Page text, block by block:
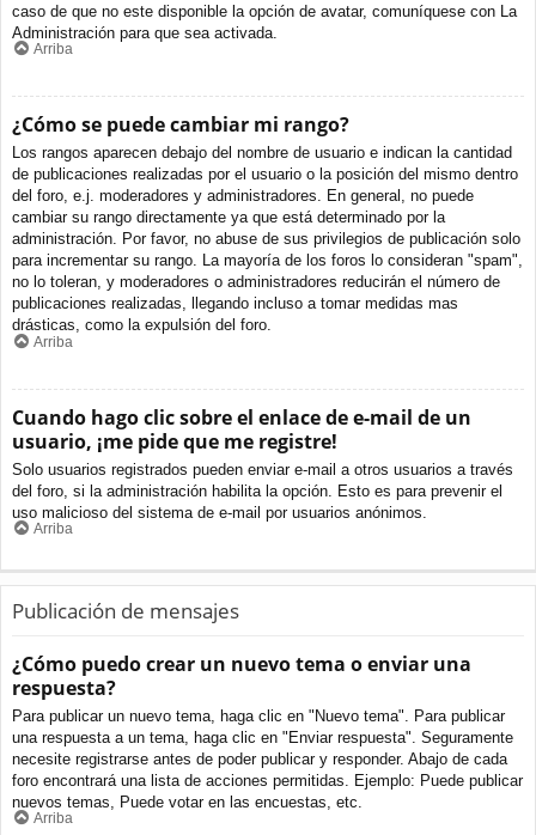
caso de que no este disponible la opción de avatar, comuníquese con La
Administración para que sea activada.
Arriba
¿Cómo se puede cambiar mi rango?
Los rangos aparecen debajo del nombre de usuario e indican la cantidad
de publicaciones realizadas por el usuario o la posición del mismo dentro
del foro, e.j. moderadores y administradores. En general, no puede
cambiar su rango directamente ya que está determinado por la
administración. Por favor, no abuse de sus privilegios de publicación solo
para incrementar su rango. La mayoría de los foros lo consideran "spam",
no lo toleran, y moderadores o administradores reducirán el número de
publicaciones realizadas, llegando incluso a tomar medidas mas
drásticas, como la expulsión del foro.
Arriba
Cuando hago clic sobre el enlace de e-mail de un
usuario, ¡me pide que me registre!
Solo usuarios registrados pueden enviar e-mail a otros usuarios a través
del foro, si la administración habilita la opción. Esto es para prevenir el
uso malicioso del sistema de e-mail por usuarios anónimos.
Arriba
Publicación de mensajes
¿Cómo puedo crear un nuevo tema o enviar una
respuesta?
Para publicar un nuevo tema, haga clic en "Nuevo tema". Para publicar
una respuesta a un tema, haga clic en "Enviar respuesta". Seguramente
necesite registrarse antes de poder publicar y responder. Abajo de cada
foro encontrará una lista de acciones permitidas. Ejemplo: Puede publicar
nuevos temas, Puede votar en las encuestas, etc.
Arriba